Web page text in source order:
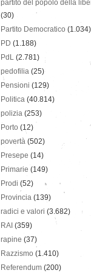
partito del popolo della
(30)
Partito Democratico (1.034)
PD (1.188)
PdL (2.781)
pedofilia (25)
Pensioni (129)
Politica (40.814)
polizia (253)
Porto (12)
povertà (502)
Presepe (14)
Primarie (149)
Prodi (52)
Provincia (139)
radici e valori (3.682)
RAI (359)
rapine (37)
Razzismo (1.410)
Referendum (200)